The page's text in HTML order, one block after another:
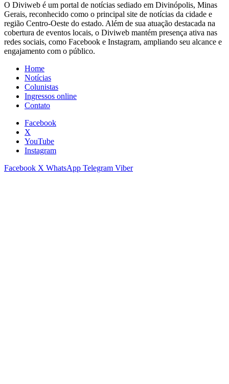
​O Diviweb é um portal de notícias sediado em Divinópolis, Minas
Gerais, reconhecido como o principal site de notícias da cidade e
região Centro-Oeste do estado. Além de sua atuação destacada na
cobertura de eventos locais, o Diviweb mantém presença ativa nas
redes sociais, como Facebook e Instagram, ampliando seu alcance e
engajamento com o público.
Home
Notícias
Colunistas
Ingressos online
Contato
Facebook
X
YouTube
Instagram
Facebook X WhatsApp Telegram Viber